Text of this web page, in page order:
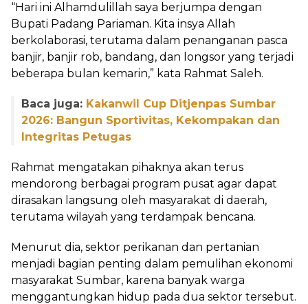
“Hari ini Alhamdulillah saya berjumpa dengan
Bupati Padang Pariaman. Kita insya Allah
berkolaborasi, terutama dalam penanganan pasca
banjir, banjir rob, bandang, dan longsor yang terjadi
beberapa bulan kemarin,” kata Rahmat Saleh.
Baca juga: Kakanwil Cup Ditjenpas Sumbar
2026: Bangun Sportivitas, Kekompakan dan
Integritas Petugas
Rahmat mengatakan pihaknya akan terus
mendorong berbagai program pusat agar dapat
dirasakan langsung oleh masyarakat di daerah,
terutama wilayah yang terdampak bencana.
Menurut dia, sektor perikanan dan pertanian
menjadi bagian penting dalam pemulihan ekonomi
masyarakat Sumbar, karena banyak warga
menggantungkan hidup pada dua sektor tersebut.